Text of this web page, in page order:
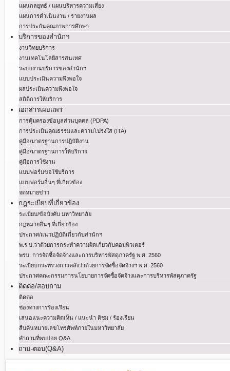
แผนกลยุทธ์ / แผนบริหารความเสี่ยง
แผนการดำเนินงาน / รายงานผล
การประกันคุณภาพการศึกษา
บริการของสำนักฯ
งานวิทยบริการ
งานเทคโนโลยีสารสนเทศ
ระบบงานบริการของสำนักฯ
แบบประเมินความพึงพอใจ
ผลประเมินความพึงพอใจ
สถิติการให้บริการ
เอกสารเผยแพร่
การคุ้มครองข้อมูลส่วนบุคคล (PDPA)
การประเมินคุณธรรมและความโปร่งใส (ITA)
คู่มือ/มาตรฐานการปฏิบัติงาน
คู่มือ/มาตรฐานการให้บริการ
คู่มือการใช้งาน
แบบฟอร์มขอใช้บริการ
แบบฟอร์มอื่นๆ ที่เกี่ยวข้อง
จดหมายข่าว
กฎระเบียบที่เกี่ยวข้อง
ระเบียบ/ข้อบังคับ มหาวิทยาลัย
กฏหมายอื่นๆ ที่เกี่ยวข้อง
ประกาศ/แนวปฏิบัติเกี่ยวกับสำนักฯ
พ.ร.บ.ว่าด้วยการกระทําความผิดเกี่ยวกับคอมพิวเตอร์
พรบ. การจัดซื้อจัดจ้างและการบริหารพัสดุภาครัฐ พ.ศ. 2560
ระเบียบกระทรวงการคลังว่าด้วยการจัดซื้อจัดจ้างฯ พ.ศ. 2560
ประกาศคณะกรรมการนโยบายการจัดซื้อจัดจ้างและการบริหารพัสดุภาครัฐ
ติดต่อ/สอบถาม
ติดต่อ
ช่องทางการร้องเรียน
เสนอแนะความคิดเห็น / แนะนำ ติชม / ร้องเรียน
สืบค้นหมายเลขโทรศัพท์ภายในมหาวิทยาลัย
คำถามที่พบบ่อย Q&A
ถาม-ตอบ(Q&A)